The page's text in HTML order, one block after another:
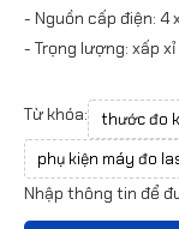
- Nguồn cấp điện: 4
- Trọng lượng: xấp xỉ
Từ khóa: thước đo
phụ kiện máy đo
Nhập thông tin để